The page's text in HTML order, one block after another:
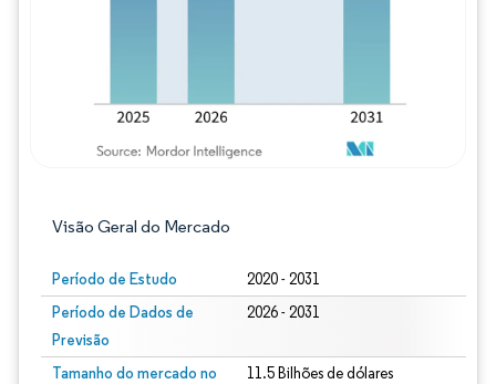
Visão Geral do Mercado
Período de Estudo 2020 - 2031
Período de Dados de
Previsão
2026 - 2031
Tamanho do mercado no
11.5 Bilhões de dólares